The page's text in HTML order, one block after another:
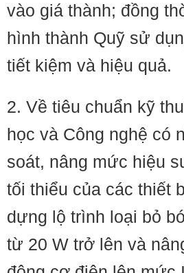
vào giá thành; đồng
hình thành Quỹ sử
tiết kiệm và hiệu quả.
2. Về tiêu chuẩn kỹ
học và Công nghệ có
soát, nâng mức hiệu
tối thiểu của các thiết
dựng lộ trình loại bỏ
từ 20 W trở lên và